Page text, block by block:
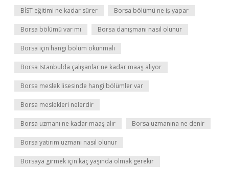
BİST eğitimi ne kadar sürer Borsa bölümü ne iş yapar
Borsa bölümü var mı Borsa danışmanı nasıl olunur
Borsa için hangi bölüm okunmalı
Borsa İstanbulda çalışanlar ne kadar maaş alıyor
Borsa meslek lisesinde hangi bölümler var
Borsa meslekleri nelerdir
Borsa uzmanı ne kadar maaş alır Borsa uzmanına ne denir
Borsa yatırım uzmanı nasıl olunur
Borsaya girmek için kaç yaşında olmak gerekir